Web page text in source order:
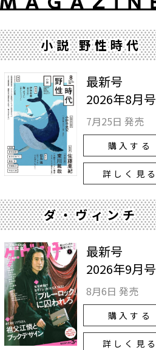
小説 野性時代
最新号
2026年8月号
7月25日 発売
購入する
詳しく見る
ダ・ヴィンチ
最新号
2026年9月号
8月6日 発売
購入する
詳しく見る